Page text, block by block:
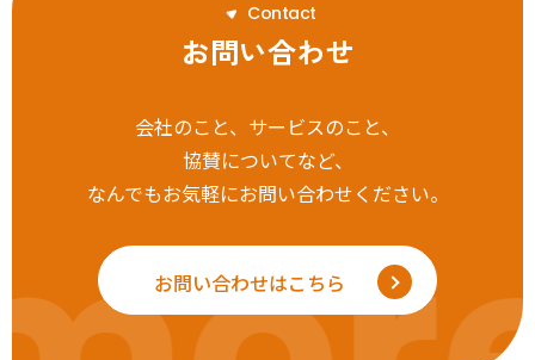
Contact
お問い合わせ
会社のこと、サービスのこと、
協賛についてなど、
なんでもお気軽にお問い合わせください。
お問い合わせはこちら